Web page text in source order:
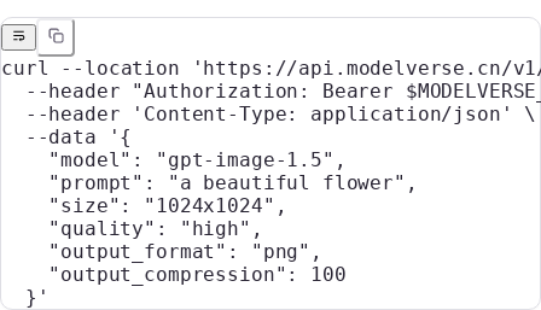
curl --location 'https://api.modelverse.cn/
  --header
"Authorization: Bearer
  --header
'Content-Type: application/json'
\
  --data
'{
    "model": "gpt-image-1.5",
    "prompt": "a beautiful flower",
    "size": "1024x1024",
    "quality": "high",
    "output_format": "png",
    "output_compression": 100
  }'